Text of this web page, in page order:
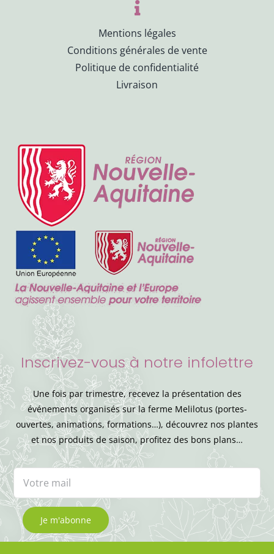
Mentions légales
Conditions générales de vente
Politique de confidentialité
Livraison
Inscrivez-vous à notre infolettre
Une fois par trimestre, recevez la présentation des
événements organisés sur la ferme Melilotus (portes-
ouvertes, animations, formations…), découvrez nos plantes
et nos produits de saison, profitez des bons plans…